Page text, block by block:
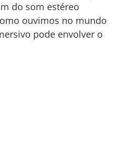
do som estéreo
ouvimos no mundo
pode envolver o